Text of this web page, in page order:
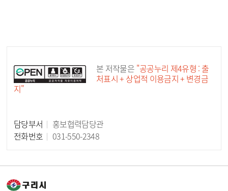
본 저작물은 "공공누리 제4유형 : 출
처표시 + 상업적 이용금지 + 변경금
지"
담당부서
홍보협력담당관
전화번호
031-550-2348